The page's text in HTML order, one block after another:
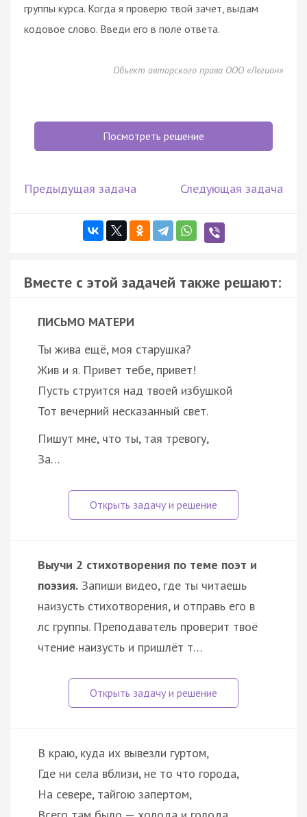
группы курса. Когда я проверю твой зачет, выдам
кодовое слово. Введи его в поле ответа.
Объект авторского права ООО «Легион»
Посмотреть решение
Предыдущая задача Следующая задача
Вместе с этой задачей также решают:
ПИСЬМО МАТЕРИ
Ты жива ещё, моя старушка?
Жив и я. Привет тебе, привет!
Пусть струится над твоей избушкой
Тот вечерний несказанный свет.
Пишут мне, что ты, тая тревогу,
За…
Выучи 2 стихотворения по теме поэт и
поэзия. Запиши видео, где ты читаешь
наизусть стихотворения, и отправь его в
лс группы. Преподаватель проверит твоё
чтение наизусть и пришлёт т…
В краю, куда их вывезли гуртом,
Где ни села вблизи, не то что города,
На севере, тайгою запертом,